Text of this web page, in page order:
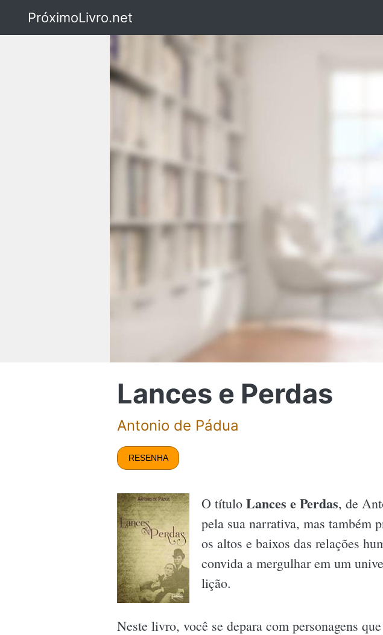
PróximoLivro.net
Lances e Perdas
Antonio de Pádua
RESENHA
O título Lances e Perdas, de
pela sua narrativa, mas também
os altos e baixos das relações
convida a mergulhar em um
lição.
Neste livro, você se depara com personagens